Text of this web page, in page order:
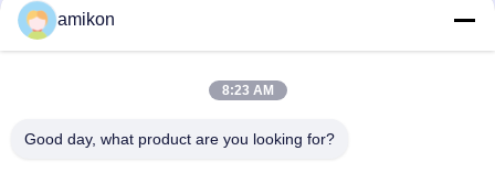
amikon
8:23 AM
Good day, what product are you looking for?